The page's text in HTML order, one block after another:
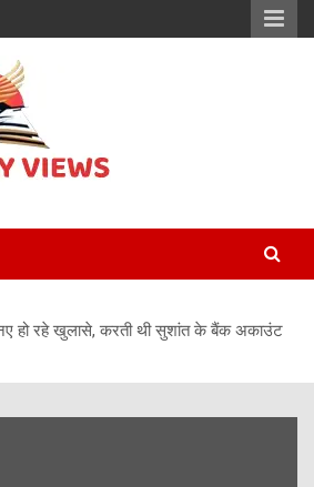
views
हो रहे खुलासे, करती थी सुशांत के बैंक अकाउंट